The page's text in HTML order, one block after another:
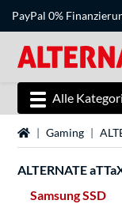
PayPal 0%
Alle
StartseiteGaming
ALTERNATE
Samsung SSD